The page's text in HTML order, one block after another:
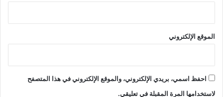
الموقع الإلكتروني
احفظ اسمي، بريدي الإلكتروني، والموقع الإلكتروني في هذا المتصفح
لاستخدامها المرة المقبلة في تعليقي.